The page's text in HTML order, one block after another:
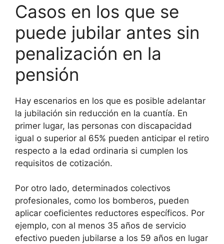
Casos en los que se
puede jubilar antes sin
penalización en la
pensión
Hay escenarios en los que es posible adelantar
la jubilación sin reducción en la cuantía. En
primer lugar, las personas con discapacidad
igual o superior al 65% pueden anticipar el retiro
respecto a la edad ordinaria si cumplen los
requisitos de cotización.
Por otro lado, determinados colectivos
profesionales, como los bomberos, pueden
aplicar coeficientes reductores específicos. Por
ejemplo, con al menos 35 años de servicio
efectivo pueden jubilarse a los 59 años en lugar